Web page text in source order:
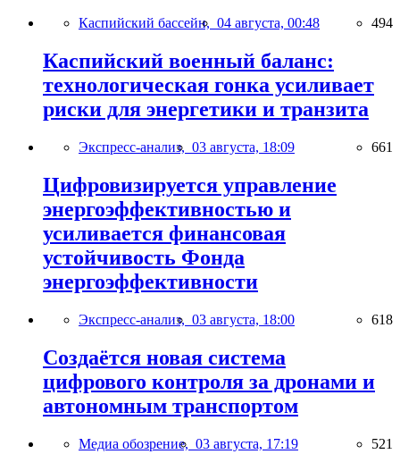
Каспийский бассейн, 04 августа, 00:48 494
Каспийский военный баланс:
технологическая гонка усиливает
риски для энергетики и транзита
Экспресс-анализ, 03 августа, 18:09 661
Цифровизируется управление
энергоэффективностью и
усиливается финансовая
устойчивость Фонда
энергоэффективности
Экспресс-анализ, 03 августа, 18:00 618
Создаётся новая система
цифрового контроля за дронами и
автономным транспортом
Медиа обозрение, 03 августа, 17:19 521